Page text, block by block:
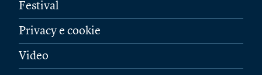
Festival
Privacy e cookie
Video